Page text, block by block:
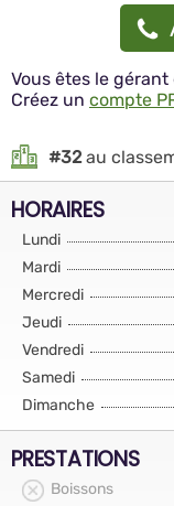
Vous êtes le gérant
Créez un compte
#32au
HORAIRES
Lundi
Mardi
Mercredi
Jeudi
Vendredi
Samedi
Dimanche
PRESTATIONS
Boissons